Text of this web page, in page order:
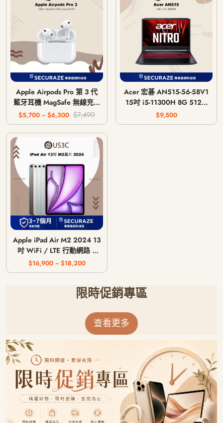
Apple Airpods Pro 第 3 代
藍牙耳機 MagSafe 無線充電
版 USB-C
$5,700 ~ $6,300 $7,490
Acer 宏碁 AN515-56-58V1
15吋 i5-11300H 8G 512G
GTX 1650 4G
$9,500
Apple iPad Air M2 2024 13
吋 WiFi / LTE 行動網路 /
128G 256G 512G 1T
$16,900 ~ $18,200
限時促銷專區
查看更多